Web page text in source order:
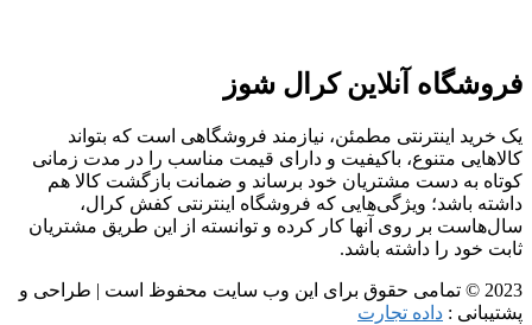
فروشگاه آنلاین کرال شوز
یک خرید اینترنتی مطمئن، نیازمند فروشگاهی است که بتواند
کالاهایی متنوع، باکیفیت و دارای قیمت مناسب را در مدت زمانی
کوتاه به دست مشتریان خود برساند و ضمانت بازگشت کالا هم
داشته باشد؛ ویژگی‌هایی که فروشگاه اینترنتی کفش کرال،
سال‌هاست بر روی آنها کار کرده و توانسته از این طریق مشتریان
ثابت خود را داشته باشد.
2023 © تمامی حقوق برای این وب سایت محفوظ است | طراحی و
پشتیبانی : داده تجارت